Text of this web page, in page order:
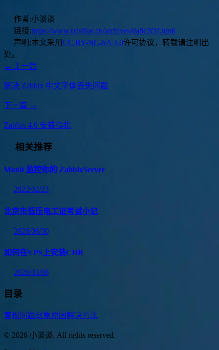
作者:小谈谈
链接:https://www.txisfine.cn/archives/da8e3f3f.html
声明:本文采用CC BY-NC-SA 4.0许可协议，转载请注明出
处。
← 上一篇
解决 Zabbix 中文字体丢失问题
下一篇 →
Zabbix 4.0 安装指北
相关推荐
Monit 监控你的 ZabbixServer
2022/02/23
北京市低压电工证考试小记
2026/06/30
如何在VPS上安装CHR
2026/03/08
目录
复现问题现象原因解决方法
© 2026 小谈谈. All rights reserved.